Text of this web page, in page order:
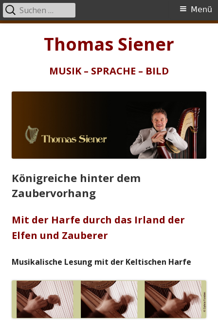
Thomas Siener
MUSIK – SPRACHE – BILD
Primäres
Menü
Suchen
nach:
Königreiche hinter dem
Zaubervorhang
Mit der Harfe durch das Irland der
Elfen und Zauberer
Musikalische Lesung mit der Keltischen Harfe